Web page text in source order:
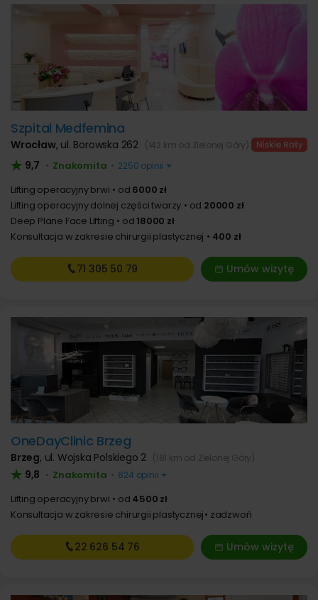
Szpital Medfemina
Wrocław, ul. Borowska 262 (142 km od Zielonej Góry)
9,7 • Znakomita • 2250 opinii
Lifting operacyjny brwi od 6000 zł
Lifting operacyjny dolnej części twarzy
od 20000 zł
Deep Plane Face Lifting
od18000 zł
Konsultacja w zakresie chirurgii plastycznej
400 zł
Umów wizytę
71 305 50 79
OneDayClinic Brzeg
Brzeg, ul. Wojska Polskiego 2 (181 km od Zielonej Góry)
9,8 • Znakomita • 824 opinii
Lifting operacyjny brwi od 4500 zł
Konsultacja w zakresie chirurgii plastycznej zadzwoń
Umów wizytę
22 626 54 76